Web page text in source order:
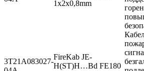
1x2x0,8mm
3T21A083027-
FireKab JE-
H(ST)H…Bd FE180